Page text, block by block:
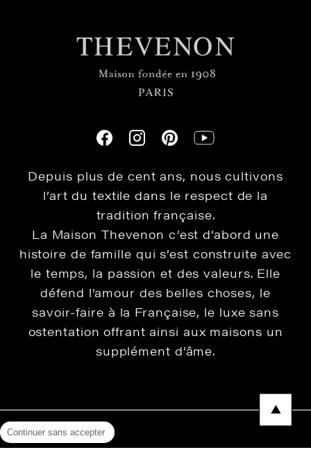
Depuis plus de cent ans, nous cultivons
l’art du textile dans le respect de la
tradition française.
La Maison Thevenon c’est d’abord une
histoire de famille qui s’est construite avec
le temps, la passion et des valeurs. Elle
défend l’amour des belles choses, le
savoir-faire à la Française, le luxe sans
ostentation offrant ainsi aux maisons un
supplément d’âme.
Continuer sans accepter